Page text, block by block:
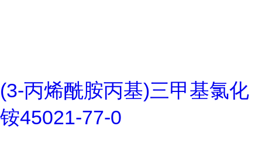
(3-丙烯酰胺丙基)三甲基氯化
铵45021-77-0